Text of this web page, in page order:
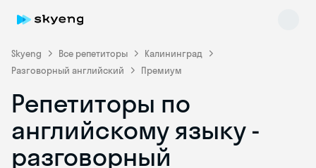
Skyeng Все репетиторы
Калининград
Разговорный английский
Премиум
Репетиторы по
английскому языку -
разговорный